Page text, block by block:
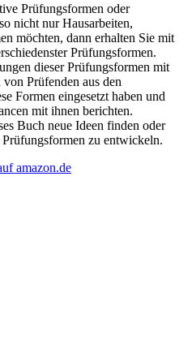
Prüfungsformen oder
nicht nur Hausarbeiten,
möchten, dann erhalten Sie mit
Prüfungsformen.
dieser Prüfungsformen mit
Prüfenden aus den
Formen eingesetzt haben und
mit ihnen berichten.
Buch neue Ideen finden oder
zu entwickeln.
amazon.de